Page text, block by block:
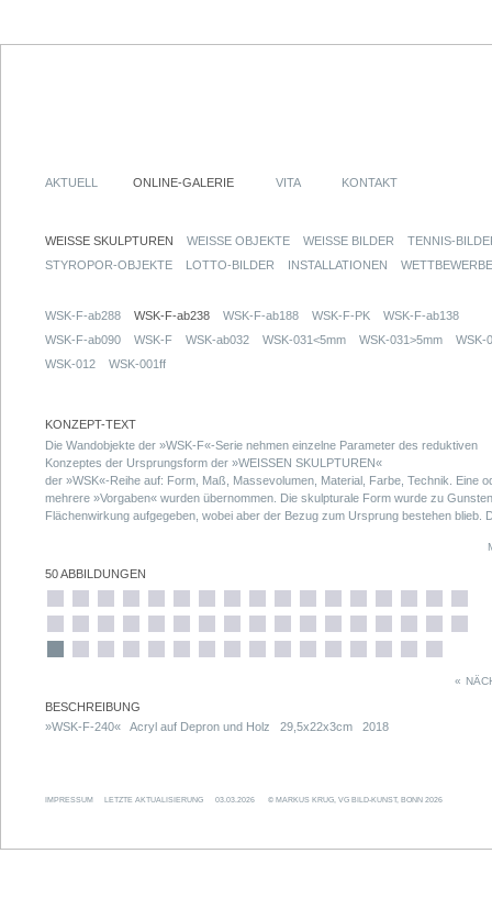
AKTUELL ONLINE-GALERIE VITA KONTAKT
WEISSE SKULPTUREN WEISSE OBJEKTE WEISSE BILDER
TENNIS-
STYROPOR-OBJEKTE
LOTTO-BILDER INSTALLATIONEN WETTBEWERBE
WSK-F-ab288 WSK-F-ab238 WSK-F-ab188 WSK-F-PK
WSK-F-ab138
WSK-F-ab090
WSK-F WSK-ab032 WSK-031<5mm WSK-031>5mm
WSK-
WSK-012
WSK-001ff
KONZEPT-TEXT
Die Wandobjekte der »WSK-F«-Serie nehmen einzelne Parameter des reduktiven
Konzeptes der Ursprungsform der »WEISSEN SKULPTUREN«
der »WSK«-Reihe auf: Form, Maß, Massevolumen, Material, Farbe, Technik. Eine
mehrere »Vorgaben« wurden übernommen. Die skulpturale Form wurde zu
Flächenwirkung aufgegeben, wobei aber der Bezug zum Ursprung bestehen blieb.
120 Einzelteilen (zwölf Treppensegmente, entsprechend einer »kompletten«
Skulptur).
50 ABBILDUNGEN
«
BESCHREIBUNG
»WSK-F-240« Acryl auf Depron und Holz 29,5x22x3cm 2018
IMPRESSUM LETZTE AKTUALISIERUNG 03.03.2026 © MARKUS KRUG, VG BILD-KUNST, BONN 2026